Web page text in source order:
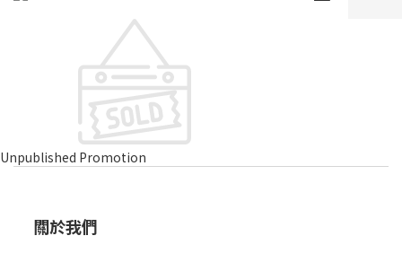
Unpublished Promotion
關於我們